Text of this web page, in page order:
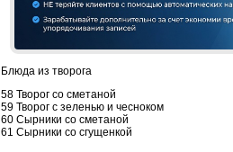
Блюда из творога
58 Творог со сметаной
59 Творог с зеленью и чесноком
60 Сырники со сметаной
61 Сырники со сгущенкой